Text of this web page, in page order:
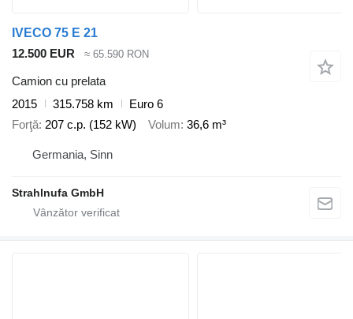
IVECO 75 E 21
12.500 EUR
≈ 65.590 RON
Camion cu prelata
2015
315.758 km
Euro 6
Forţă 207 c.p. (152 kW) Volum 36,6 m³
Germania, Sinn
Strahlnufa GmbH